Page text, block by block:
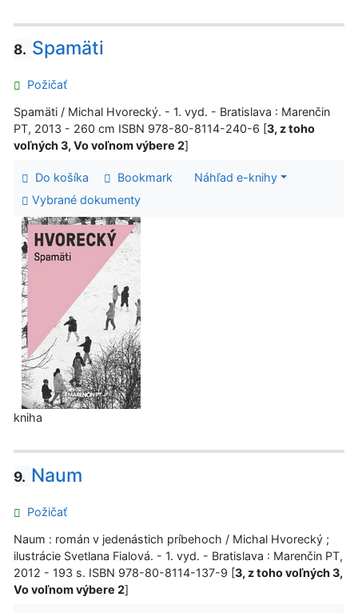
8. Spamäti
Požičať
Spamäti / Michal Hvorecký. - 1. vyd. - Bratislava : Marenčin
PT, 2013 - 260 cm ISBN 978-80-8114-240-6 [3, z toho
voľných 3, Vo voľnom výbere 2]
Do košíka Bookmark
Náhľad e-knihy
Vybrané dokumenty
kniha
9. Naum
Požičať
Naum : román v jedenástich príbehoch / Michal Hvorecký ;
ilustrácie Svetlana Fialová. - 1. vyd. - Bratislava : Marenčin PT,
2012 - 193 s. ISBN 978-80-8114-137-9 [3, z toho voľných 3,
Vo voľnom výbere 2]